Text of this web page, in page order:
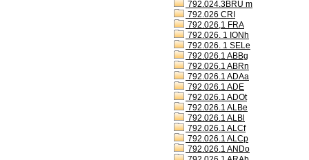
792.024.3BRU m
792.026 CRI
792.026,1 FRA
792.026. 1 IONh
792.026. 1 SELe
792.026.1 ABBg
792.026.1 ABRn
792.026.1 ADAa
792.026.1 ADE
792.026.1 ADOt
792.026.1 ALBe
792.026.1 ALBl
792.026.1 ALCf
792.026.1 ALCp
792.026.1 ANDo